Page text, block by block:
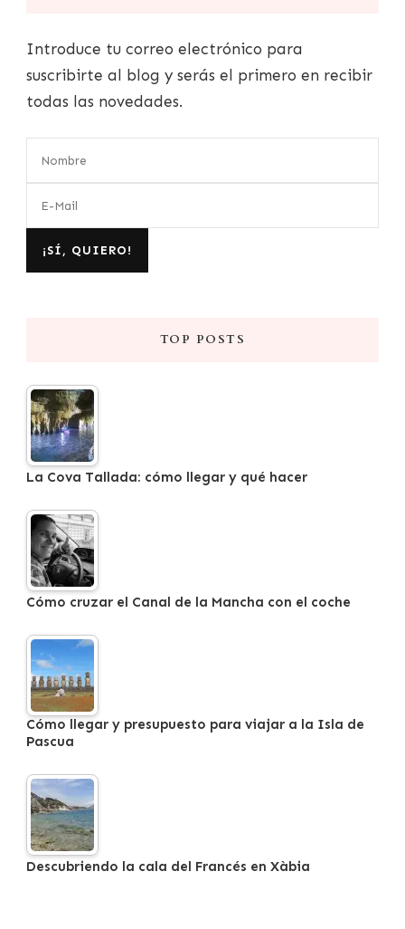
Introduce tu correo electrónico para
suscribirte al blog y serás el primero en recibir
todas las novedades.
TOP POSTS
La Cova Tallada: cómo llegar y qué hacer
Cómo cruzar el Canal de la Mancha con el coche
Cómo llegar y presupuesto para viajar a la Isla de
Pascua
Descubriendo la cala del Francés en Xàbia